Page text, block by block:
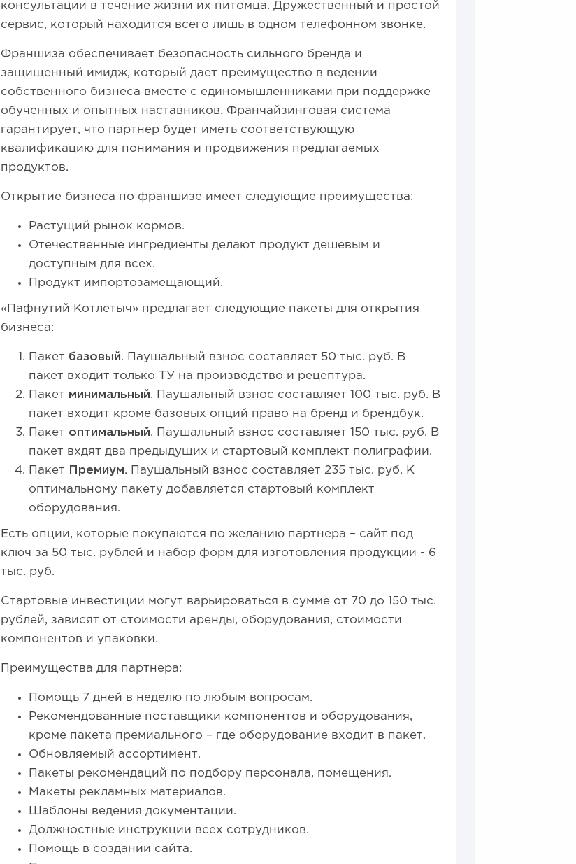
консультации в течение жизни их питомца. Дружественный и простой
сервис, который находится всего лишь в одном телефонном звонке.
Франшиза обеспечивает безопасность сильного бренда и
защищенный имидж, который дает преимущество в ведении
собственного бизнеса вместе с единомышленниками при поддержке
обученных и опытных наставников. Франчайзинговая система
гарантирует, что партнер будет иметь соответствующую
квалификацию для понимания и продвижения предлагаемых
продуктов.
Открытие бизнеса по франшизе имеет следующие преимущества:
Растущий рынок кормов.
Отечественные ингредиенты делают продукт дешевым и
доступным для всех.
Продукт импортозамещающий.
«Пафнутий Котлетыч» предлагает следующие пакеты для открытия
бизнеса:
Пакет базовый. Паушальный взнос составляет 50 тыс. руб. В
пакет входит только ТУ на производство и рецептура.
Пакет минимальный. Паушальный взнос составляет 100 тыс. руб. В
пакет входит кроме базовых опций право на бренд и брендбук.
Пакет оптимальный. Паушальный взнос составляет 150 тыс. руб. В
пакет вхдят два предыдущих и стартовый комплект полиграфии.
Пакет
Премиум. Паушальный взнос составляет 235 тыс. руб. К
оптимальному пакету добавляется стартовый комплект
оборудования.
Есть опции, которые покупаются по желанию партнера – сайт под
ключ за 50 тыс. рублей и набор форм для изготовления продукции - 6
тыс. руб.
Стартовые инвестиции могут варьироваться в сумме от 70 до 150 тыс.
рублей, зависят от стоимости аренды, оборудования, стоимости
компонентов и упаковки.
Преимущества для партнера:
Помощь 7 дней в неделю по любым вопросам.
Рекомендованные поставщики компонентов и оборудования,
кроме пакета премиального – где оборудование входит в пакет.
Обновляемый ассортимент.
Пакеты рекомендаций по подбору персонала, помещения.
Макеты рекламных материалов.
Шаблоны ведения документации.
Должностные инструкции всех сотрудников.
Помощь в создании сайта.